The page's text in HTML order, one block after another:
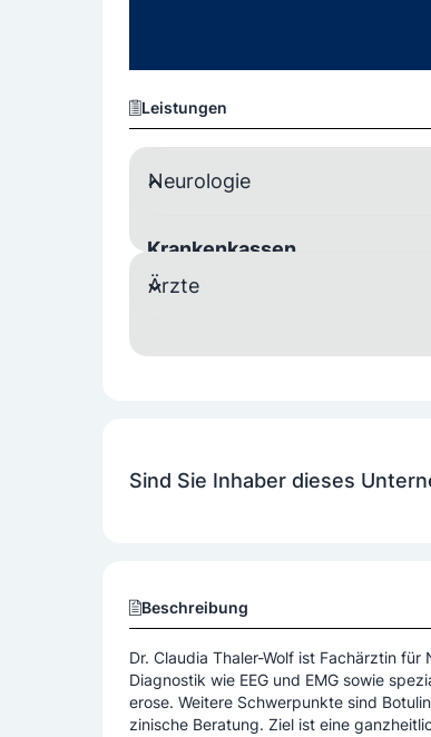
Leistungen
Neurologie
Krankenkassen
Alle Krankenkassen
Ärzte
Sind Sie Inhaber dieses
Beschreibung
Dr. Claudia Thaler-Wolf ist Fachärztin
Diagnostik wie EEG und EMG sowie
erose. Weitere Schwerpunkte sind
zinische Beratung. Ziel ist eine